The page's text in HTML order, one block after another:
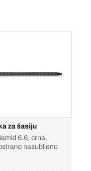
za šasiju
6.6, crna,
nazubljeno